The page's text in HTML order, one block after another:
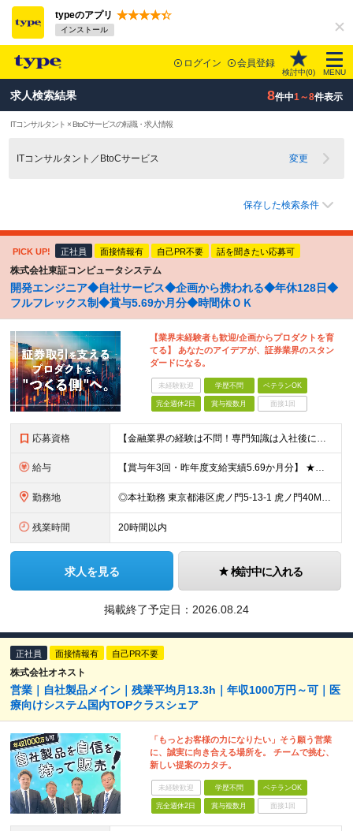
typeのアプリ
インストール
ログイン 会員登録
検討中(0) MENU
求人検索結果 8件中1～8件表示
ITコンサルタント × BtoCサービスの転職・求人情報
ITコンサルタント／BtoCサービス 変更
保存した検索条件
PICK UP! 正社員 面接情報有 自己PR不要 話を聞きたい応募可
株式会社東証コンピュータシステム
開発エンジニア◆自社サービス◆企画から携われる◆年休128日◆
フルフレックス制◆賞与5.69か月分◆時間休ＯＫ
【業界未経験者も歓迎/企画からプロダクトを育
てる】 あなたのアイデアが、証券業界のスタン
ダードになる。
未経験歓迎 学歴不問 ベテランOK
完全週休2日 賞与複数月 面接1回
応募資格 【金融業界の経験は不問！専門知識は入社後に学べます】 ◎学歴不問 ◎システム開発の実務経験をお持ちの方 └3年以上・Java、C#いずれかの使用経験をお持ちの方を想定しております 【以下のような方は
給与 【賞与年3回・昨年度支給実績5.69か月分】 ★想定年収500万円～ ★前職給与考慮あり 月給27万円～59万円 +残業代全額支給(1分単位、監督職以下) +人事評価による賞与年2回（4月/10月）
勤務地 ◎本社勤務 東京都港区虎ノ門5-13-1 虎ノ門40MTビル 8F ※原則として、転居を伴う転勤はありません ※(変更の範囲)上記を除く当社関連勤務地
残業時間 20時間以内
求人を見る 検討中に入れる
掲載終了予定日： 2026.08.24
正社員 面接情報有 自己PR不要
株式会社オネスト
営業｜自社製品メイン｜残業平均月13.3h｜年収1000万円～可｜医
療向けシステム国内TOPクラスシェア
「もっとお客様の力になりたい」そう願う営業
に、誠実に向き合える場所を。 チームで挑む、
新しい提案のカタチ。
未経験歓迎 学歴不問 ベテランOK
完全週休2日 賞与複数月 面接1回